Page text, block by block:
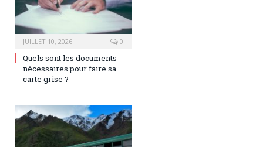
JUILLET 10, 2026 0
Quels sont les documents
nécessaires pour faire sa
carte grise ?